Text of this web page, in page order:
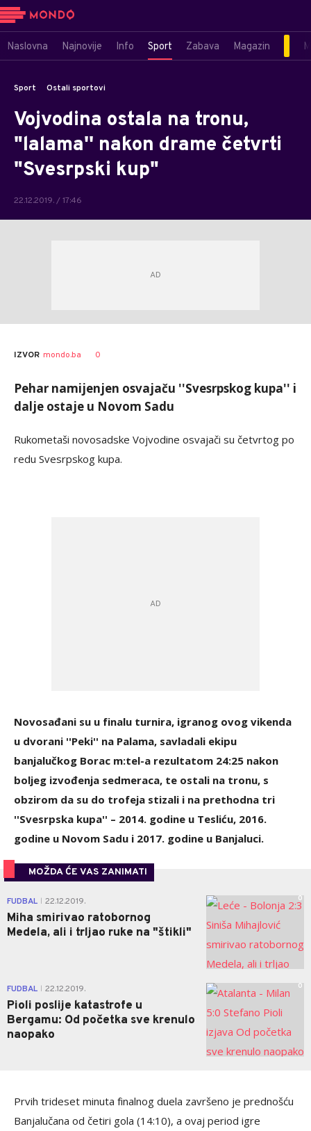
Naslovna Najnovije Info Sport Zabava Magazin
Sport Ostali sportovi
Vojvodina ostala na tronu,
"lalama'' nakon drame četvrti
"Svesrpski kup"
22.12.2019. / 17:46
IZVOR mondo.ba 0
Pehar namijenjen osvajaču ''Svesrpskog kupa'' i
dalje ostaje u Novom Sadu
Rukometaši novosadske Vojvodine osvajači su četvrtog po
redu Svesrpskog kupa.
Novosađani su u finalu turnira, igranog ovog vikenda
u dvorani ''Peki'' na Palama, savladali ekipu
banjalučkog Borac m:tel-a rezultatom 24:25 nakon
boljeg izvođenja sedmeraca, te ostali na tronu, s
obzirom da su do trofeja stizali i na prethodna tri
''Svesrpska kupa'' – 2014. godine u Tesliću, 2016.
godine u Novom Sadu i 2017. godine u Banjaluci.
MOŽDA ĆE VAS ZANIMATI
FUDBAL 22.12.2019.
Miha smirivao ratobornog
Medela, ali i trljao ruke na "štikli"
0
FUDBAL 22.12.2019.
Pioli poslije katastrofe u
Bergamu: Od početka sve krenulo
naopako
0
Prvih trideset minuta finalnog duela završeno je prednošću
Banjalučana od četiri gola (14:10), a ovaj period igre